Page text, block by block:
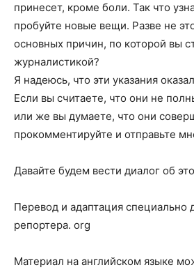
принесет, кроме боли. Так что
пробуйте новые вещи. Разве не
основных причин, по которой вы
журналистикой?
Я надеюсь, что эти указания
Если вы считаете, что они не
или же вы думаете, что они
прокомментируйте и отправьте
Давайте будем вести диалог об
Перевод и адаптация специально
репортера. org
Материал на английском языке